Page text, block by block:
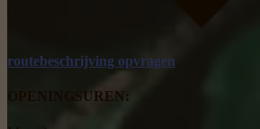
routebeschrijving opvragen
OPENINGSUREN: